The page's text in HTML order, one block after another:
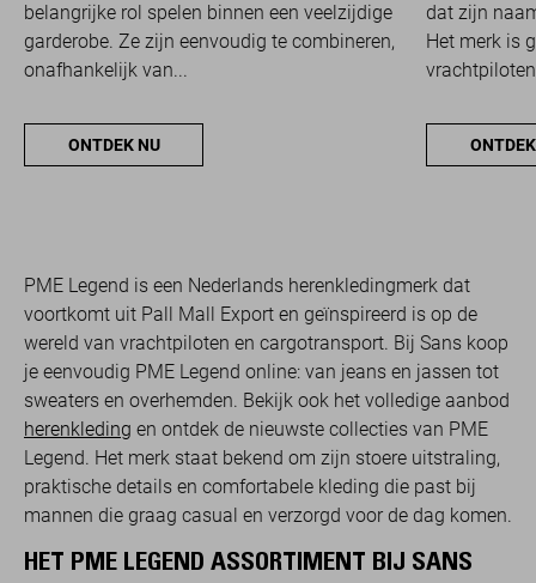
belangrijke rol spelen binnen een veelzijdige
garderobe. Ze zijn eenvoudig te combineren,
onafhankelijk van...
ONTDEK NU
dat zijn
Het merk is
PME Legend is een Nederlands herenkledingmerk dat
voortkomt uit Pall Mall Export en geïnspireerd is op de
wereld van vrachtpiloten en cargotransport. Bij Sans koop
je eenvoudig PME Legend online: van jeans en jassen tot
sweaters en overhemden. Bekijk ook het volledige aanbod
herenkleding en ontdek de nieuwste collecties van PME
Legend. Het merk staat bekend om zijn stoere uitstraling,
praktische details en comfortabele kleding die past bij
mannen die graag casual en verzorgd voor de dag komen.
HET PME LEGEND ASSORTIMENT BIJ SANS